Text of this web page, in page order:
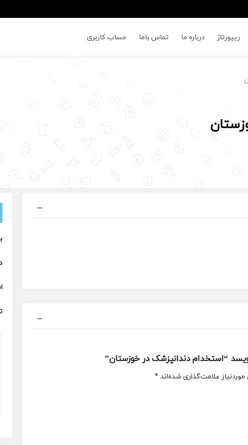
ریپورتاژ درباره ما تماس باما حساب کاربری
“استخدام دندانپزشک در خوزستان”
علامت‌گذاری شده‌اند*